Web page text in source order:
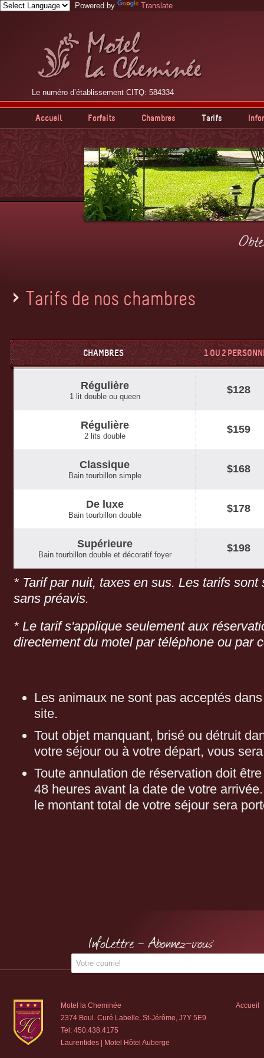
Powered by Translate
Le numéro d’établissement CITQ: 584334
Accueil Forfaits Chambres Tarifs
Tarifs de nos chambres
CHAMBRES 1 OU 2
Régulière
1 lit double ou queen
$128
Régulière
2 lits double
$159
Classique
Bain tourbillon simple
$168
De luxe
Bain tourbillon double
$178
Supérieure
Bain tourbillon double et décoratif foyer
$198
* Tarif par nuit, taxes en sus. Les tarifs
sans préavis.
* Le tarif s'applique seulement aux
directement du motel par téléphone ou par
Les animaux ne sont pas acceptés
site.
Tout objet manquant, brisé ou détruit
votre séjour ou à votre départ, vous
Toute annulation de réservation doit
48 heures avant la date de votre
le montant total de votre séjour sera
InfoLettre - Abonnez-vous:
Motel la Cheminée
2374 Boul. Curé Labelle, St-Jérôme, J7Y 5E9
Tel: 450.438.4175
Laurentides | Motel Hôtel Auberge
Accueil